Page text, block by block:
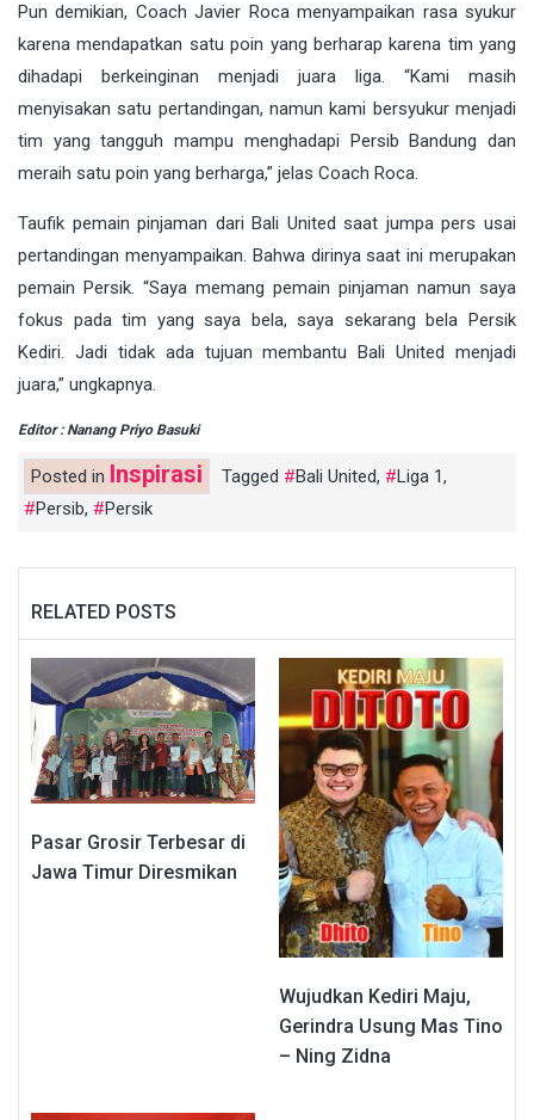
Pun demikian, Coach Javier Roca menyampaikan rasa syukur
karena mendapatkan satu poin yang berharap karena tim yang
dihadapi berkeinginan menjadi juara liga. “Kami masih
menyisakan satu pertandingan, namun kami bersyukur menjadi
tim yang tangguh mampu menghadapi Persib Bandung dan
meraih satu poin yang berharga,” jelas Coach Roca.
Taufik pemain pinjaman dari Bali United saat jumpa pers usai
pertandingan menyampaikan. Bahwa dirinya saat ini merupakan
pemain Persik. “Saya memang pemain pinjaman namun saya
fokus pada tim yang saya bela, saya sekarang bela Persik
Kediri. Jadi tidak ada tujuan membantu Bali United menjadi
juara,” ungkapnya.
Editor : Nanang Priyo Basuki
Posted in Inspirasi Tagged Bali United, Liga 1,
Persib, Persik
RELATED POSTS
Pasar Grosir Terbesar di
Jawa Timur Diresmikan
Wujudkan Kediri Maju,
Gerindra Usung Mas Tino
– Ning Zidna